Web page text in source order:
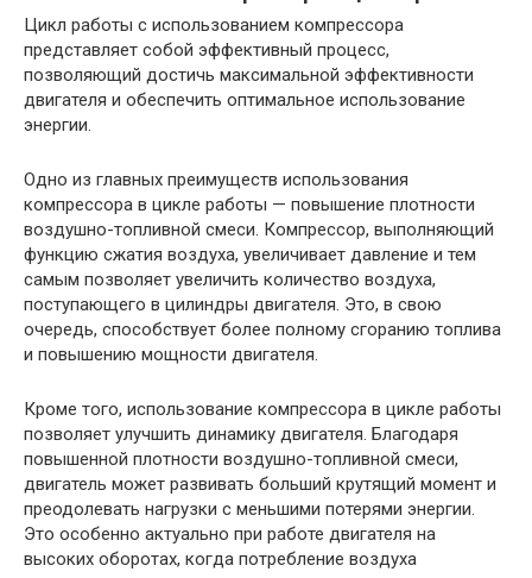
Цикл работы с использованием компрессора
представляет собой эффективный процесс,
позволяющий достичь максимальной эффективности
двигателя и обеспечить оптимальное использование
энергии.
Одно из главных преимуществ использования
компрессора в цикле работы — повышение плотности
воздушно-топливной смеси. Компрессор, выполняющий
функцию сжатия воздуха, увеличивает давление и тем
самым позволяет увеличить количество воздуха,
поступающего в цилиндры двигателя. Это, в свою
очередь, способствует более полному сгоранию топлива
и повышению мощности двигателя.
Кроме того, использование компрессора в цикле работы
позволяет улучшить динамику двигателя. Благодаря
повышенной плотности воздушно-топливной смеси,
двигатель может развивать больший крутящий момент и
преодолевать нагрузки с меньшими потерями энергии.
Это особенно актуально при работе двигателя на
высоких оборотах, когда потребление воздуха